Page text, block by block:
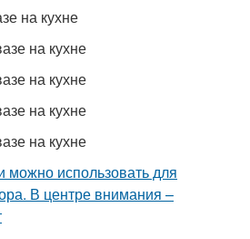
на кухне
на кухне
на кухне
на кухне
на кухне